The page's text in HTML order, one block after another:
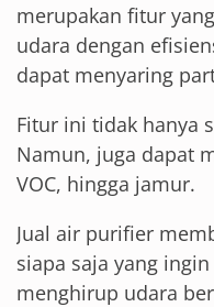
merupakan fitur
udara dengan
dapat menyaring
Fitur ini tidak hanya
Namun, juga dapat
VOC, hingga jamur.
Jual air purifier
siapa saja yang
menghirup udara